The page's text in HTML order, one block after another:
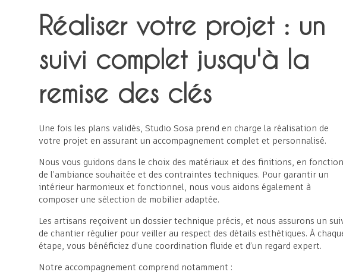
Réaliser votre projet : un
suivi complet jusqu'à la
remise des clés
Une fois les plans validés, Studio Sosa prend en charge la réalisation de
votre projet en assurant un accompagnement complet et personnalisé.
Nous vous guidons dans le choix des matériaux et des finitions, en fonction
de l’ambiance souhaitée et des contraintes techniques. Pour garantir un
intérieur harmonieux et fonctionnel, nous vous aidons également à
composer une sélection de mobilier adaptée.
Les artisans reçoivent un dossier technique précis, et nous assurons un
de chantier régulier pour veiller au respect des détails esthétiques. À
étape, vous bénéficiez d’une coordination fluide et d’un regard expert.
Notre accompagnement comprend notamment :